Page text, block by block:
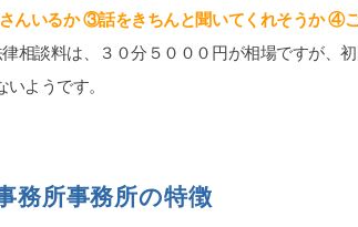
ました。
よけれ
げても
らいたい
んいるか ③話をきちんと聞いてくれそうか ④
相談料は、３０分５０００円が相場ですが、
ようです。
務所事務所の特徴